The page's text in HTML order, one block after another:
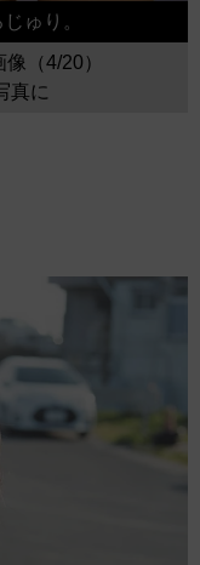
ゅり。
（4/20）
真に